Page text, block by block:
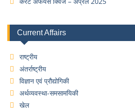
Current Affairs
राष्ट्रीय
अंतर्राष्ट्रीय
विज्ञान एवं प्रौद्योगिकी
अर्थव्यवस्था-समसामयिकी
खेल